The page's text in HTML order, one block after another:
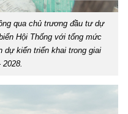
qua chủ trương đầu tư dự
Hội Thống với tổng mức
dự kiến triển khai trong giai